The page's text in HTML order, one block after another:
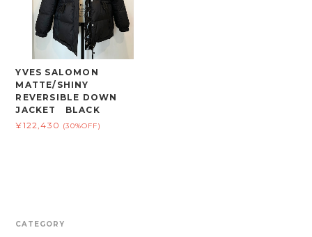
YVES SALOMON
MATTE/SHINY
REVERSIBLE DOWN
JACKET BLACK
¥122,430 (30%OFF)
CATEGORY